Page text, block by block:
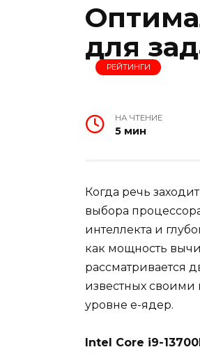
для
РЕЙТИНГИ
НА ЧТЕНИЕ
5 мин
Когда речь
выбора
интеллекта и
как мощность
рассматривается
известных своими
уровне e-ядер.
Intel Core i9-